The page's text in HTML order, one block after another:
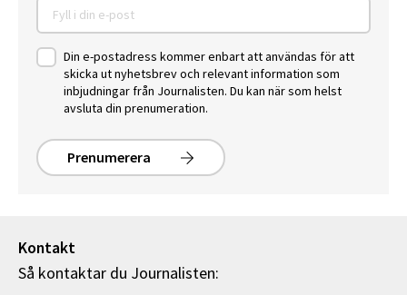
Din e-postadress kommer enbart att användas för att
skicka ut nyhetsbrev och relevant information som
inbjudningar från Journalisten. Du kan när som helst
avsluta din prenumeration.
Prenumerera
Kontakt
Så kontaktar du Journalisten: